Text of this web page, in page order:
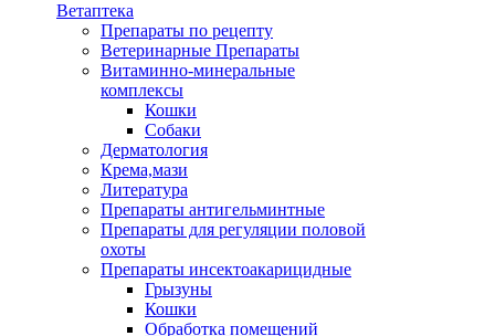
Ветаптека
Препараты по рецепту
Ветеринарные Препараты
Витаминно-минеральные
комплексы
Кошки
Собаки
Дерматология
Крема,мази
Литература
Препараты антигельминтные
Препараты для регуляции половой
охоты
Препараты инсектоакарицидные
Грызуны
Кошки
Обработка помещений